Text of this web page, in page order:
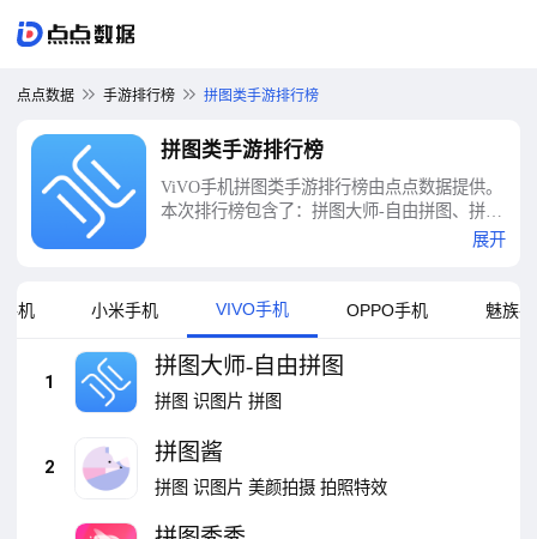
点点数据 手游排行榜 拼图类手游排行榜
拼图类手游排行榜
ViVO手机拼图类手游排行榜由点点数据提供。
本次排行榜包含了：拼图大师-自由拼图、拼图
酱、拼图秀秀、美图秀秀-人像精修工具、醒
编辑-照片拼接、拼照片等十大拼图类手游排行
展开
机 小米手机 VIVO手机 OPPO手机 魅族
1
拼图大师-自由拼图
拼图 识图片 拼图
2
拼图酱
拼图 识图片 美颜拍摄 拍照特效